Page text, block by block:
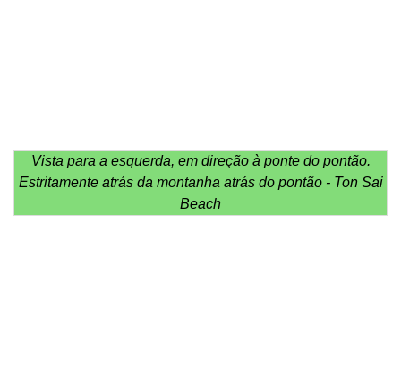
Vista para a esquerda, em direção à ponte do pontão.
Estritamente atrás da montanha atrás do pontão - Ton Sai
Beach